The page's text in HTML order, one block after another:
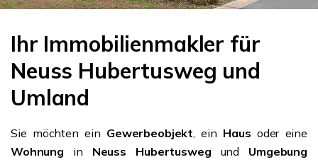
Ihr Immobilienmakler für
Neuss Hubertusweg und
Umland
Sie möchten ein Gewerbeobjekt, ein Haus oder eine
Wohnung in Neuss Hubertusweg und Umgebung